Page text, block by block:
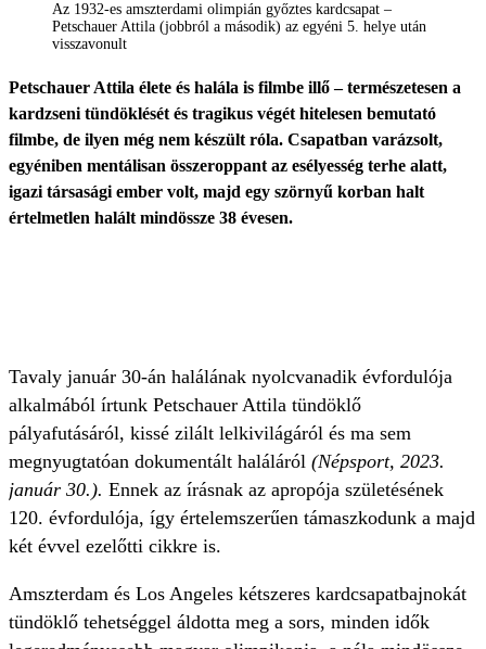
Az 1932-es amszterdami olimpián győztes kardcsapat –
Petschauer Attila (jobbról a második) az egyéni 5. helye után
visszavonult
Petschauer Attila élete és halála is filmbe illő – természetesen a
kardzseni tündöklését és tragikus végét hitelesen bemutató
filmbe, de ilyen még nem készült róla. Csapatban varázsolt,
egyéniben mentálisan összeroppant az esélyesség terhe alatt,
igazi társasági ember volt, majd egy szörnyű korban halt
értelmetlen halált mindössze 38 évesen.
Tavaly január 30-án halálának nyolcvanadik évfordulója
alkalmából írtunk Petschauer Attila tündöklő
pályafutásáról, kissé zilált lelkivilágáról és ma sem
megnyugtatóan dokumentált haláláról (Népsport, 2023.
január 30.). Ennek az írásnak az apropója születésének
120. évfordulója, így értelemszerűen támaszkodunk a majd
két évvel ezelőtti cikkre is.
Amszterdam és Los Angeles kétszeres kardcsapatbajnokát
tündöklő tehetséggel áldotta meg a sors, minden idők